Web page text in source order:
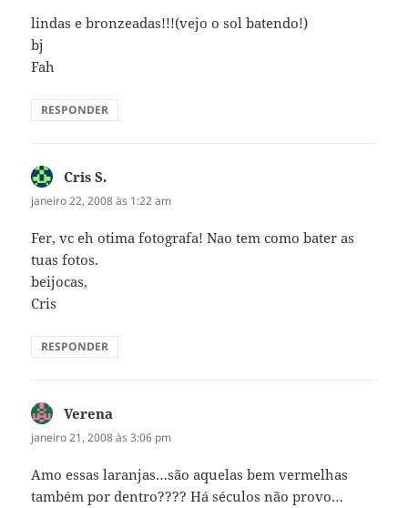
lindas e bronzeadas!!!(vejo o sol batendo!)
bj
Fah
RESPONDER
Cris S.
janeiro 22, 2008 às 1:22 am
Fer, vc eh otima fotografa! Nao tem como bater as
tuas fotos.
beijocas,
Cris
RESPONDER
Verena
janeiro 21, 2008 às 3:06 pm
Amo essas laranjas…são aquelas bem vermelhas
também por dentro???? Há séculos não provo…